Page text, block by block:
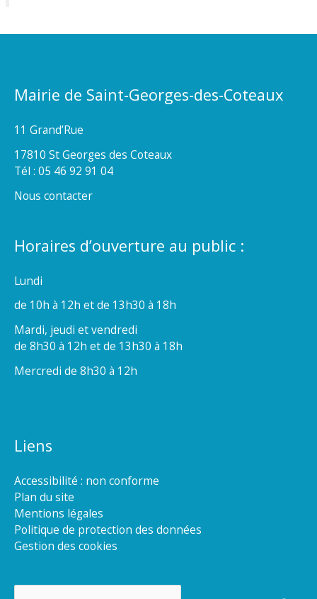
Mairie de Saint-Georges-des-Coteaux
11 Grand’Rue
17810 St Georges des Coteaux
Tél : 05 46 92 91 04
Nous contacter
Horaires d’ouverture au public :
Lundi
de 10h à 12h et de 13h30 à 18h
Mardi, jeudi et vendredi
de 8h30 à 12h et de 13h30 à 18h
Mercredi de 8h30 à 12h
Liens
Accessibilité : non conforme
Plan du site
Mentions légales
Politique de protection des données
Gestion des cookies